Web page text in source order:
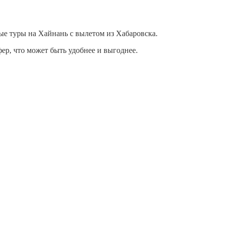
туры на Хайнань с вылетом из Хабаровска.
что может быть удобнее и выгоднее.